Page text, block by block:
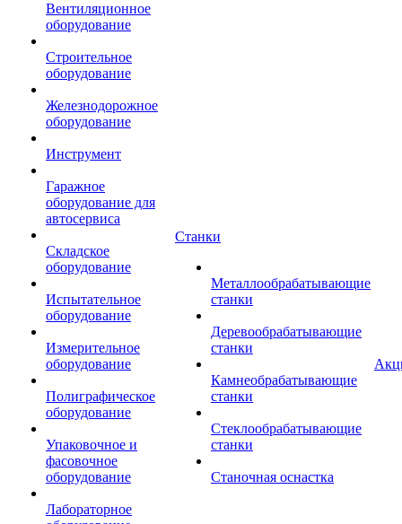
Вентиляционное
оборудование
Строительное
оборудование
Железнодорожное
оборудование
Инструмент
Гаражное
оборудование для
автосервиса
Складское
оборудование
Испытательное
оборудование
Измерительное
оборудование
Полиграфическое
оборудование
Упаковочное и
фасовочное
оборудование
Лабораторное
Станки
Металлообрабатывающие
станки
Деревообрабатывающие
станки
Камнеобрабатывающие
станки
Стеклообрабатывающие
станки
Станочная оснастка